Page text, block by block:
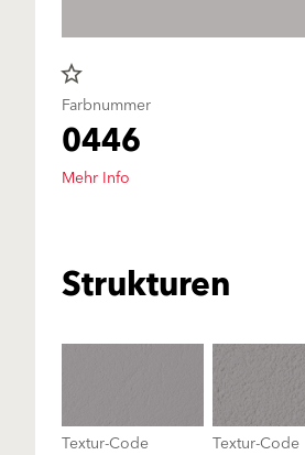
star_border
Farbnummer
0446
Mehr Info
Strukturen
Textur-Code Textur-Code